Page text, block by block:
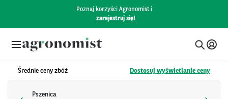
Poznaj korzyści Agronomist i
zarejestruj się!
Średnie ceny zbóż Dostosuj wyświetlanie ceny
Pszenica